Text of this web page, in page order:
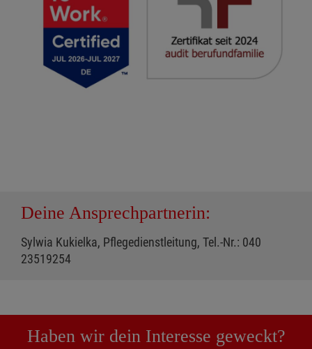
Deine Ansprechpartnerin:
Sylwia Kukielka, Pflegedienstleitung, Tel.-Nr.: 040
23519254
Haben wir dein Interesse geweckt?